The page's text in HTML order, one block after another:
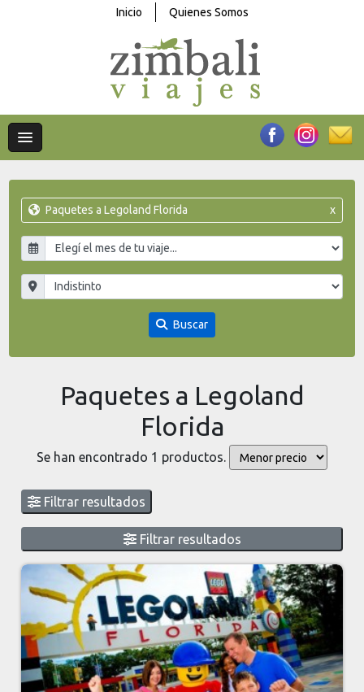
Inicio Quienes Somos
Paquetes a Legoland Florida x
Buscar
Paquetes a Legoland
Florida
Se han encontrado 1 productos.
Filtrar resultados
Filtrar resultados